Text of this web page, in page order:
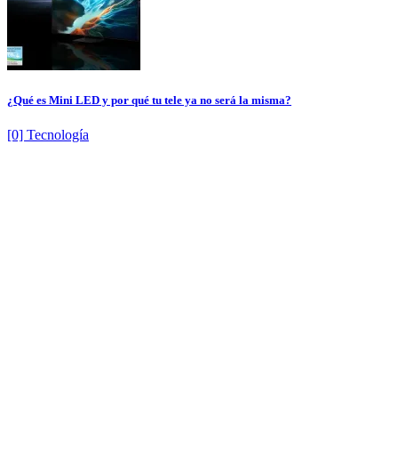
¿Qué es Mini LED y por qué tu tele ya no será la misma?
[0] Tecnología